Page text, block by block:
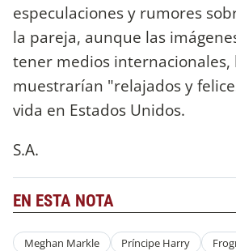
especulaciones y rumores
la pareja, aunque las
tener medios internacionales,
muestrarían "relajados y
vida en Estados Unidos.
S.A.
EN ESTA NOTA
Meghan Markle Príncipe Harry